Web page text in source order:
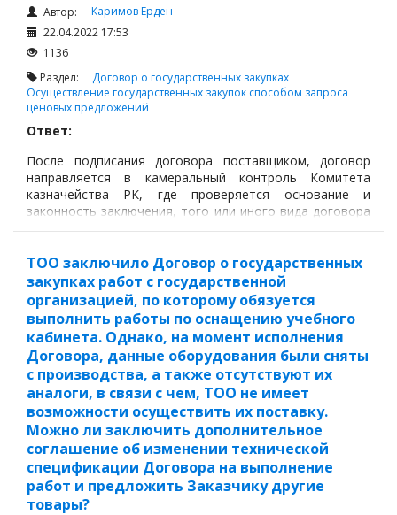
Автор:
Каримов Ерден
22.04.2022 17:53
1136
Раздел: Договор о государственных закупках
Осуществление государственных закупок способом запроса
ценовых предложений
Ответ:
После подписания договора поставщиком, договор
направляется в камеральный контроль Комитета
казначейства РК, где проверяется основание и
законность заключения, того или иного вида договора
о государственных закупках.
ТОО заключило Договор о государственных
закупках работ с государственной
организацией, по которому обязуется
выполнить работы по оснащению учебного
кабинета. Однако, на момент исполнения
Договора, данные оборудования были сняты
с производства, а также отсутствуют их
аналоги, в связи с чем, ТОО не имеет
возможности осуществить их поставку.
Можно ли заключить дополнительное
соглашение об изменении технической
спецификации Договора на выполнение
работ и предложить Заказчику другие
товары?